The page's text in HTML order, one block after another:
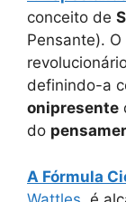
conceito de
Pensante). O
definindo-a
onipresente
do
A Fórmula